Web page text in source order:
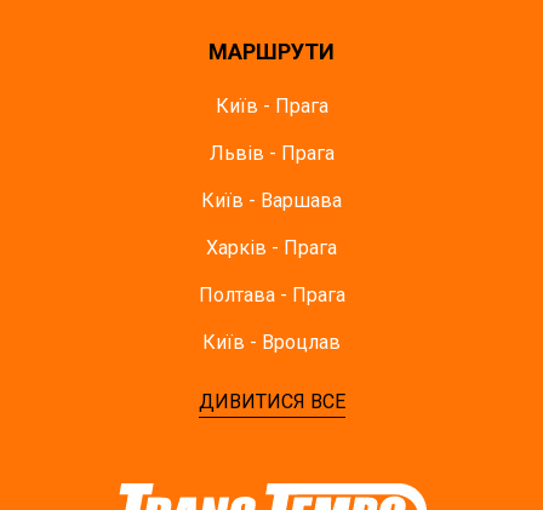
МАРШРУТИ
Київ - Прага
Львів - Прага
Київ - Варшава
Харків - Прага
Полтава - Прага
Київ - Вроцлав
ДИВИТИСЯ ВСЕ